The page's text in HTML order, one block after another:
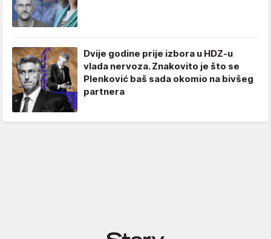
Dvije godine prije izbora u HDZ-u
vlada nervoza. Znakovito je što se
Plenković baš sada okomio na bivšeg
partnera